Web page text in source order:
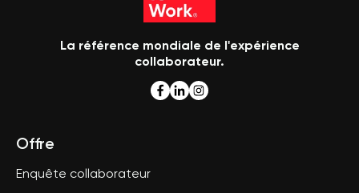
La référence mondiale de l'expérience
collaborateur.
Offre
Enquête collaborateur